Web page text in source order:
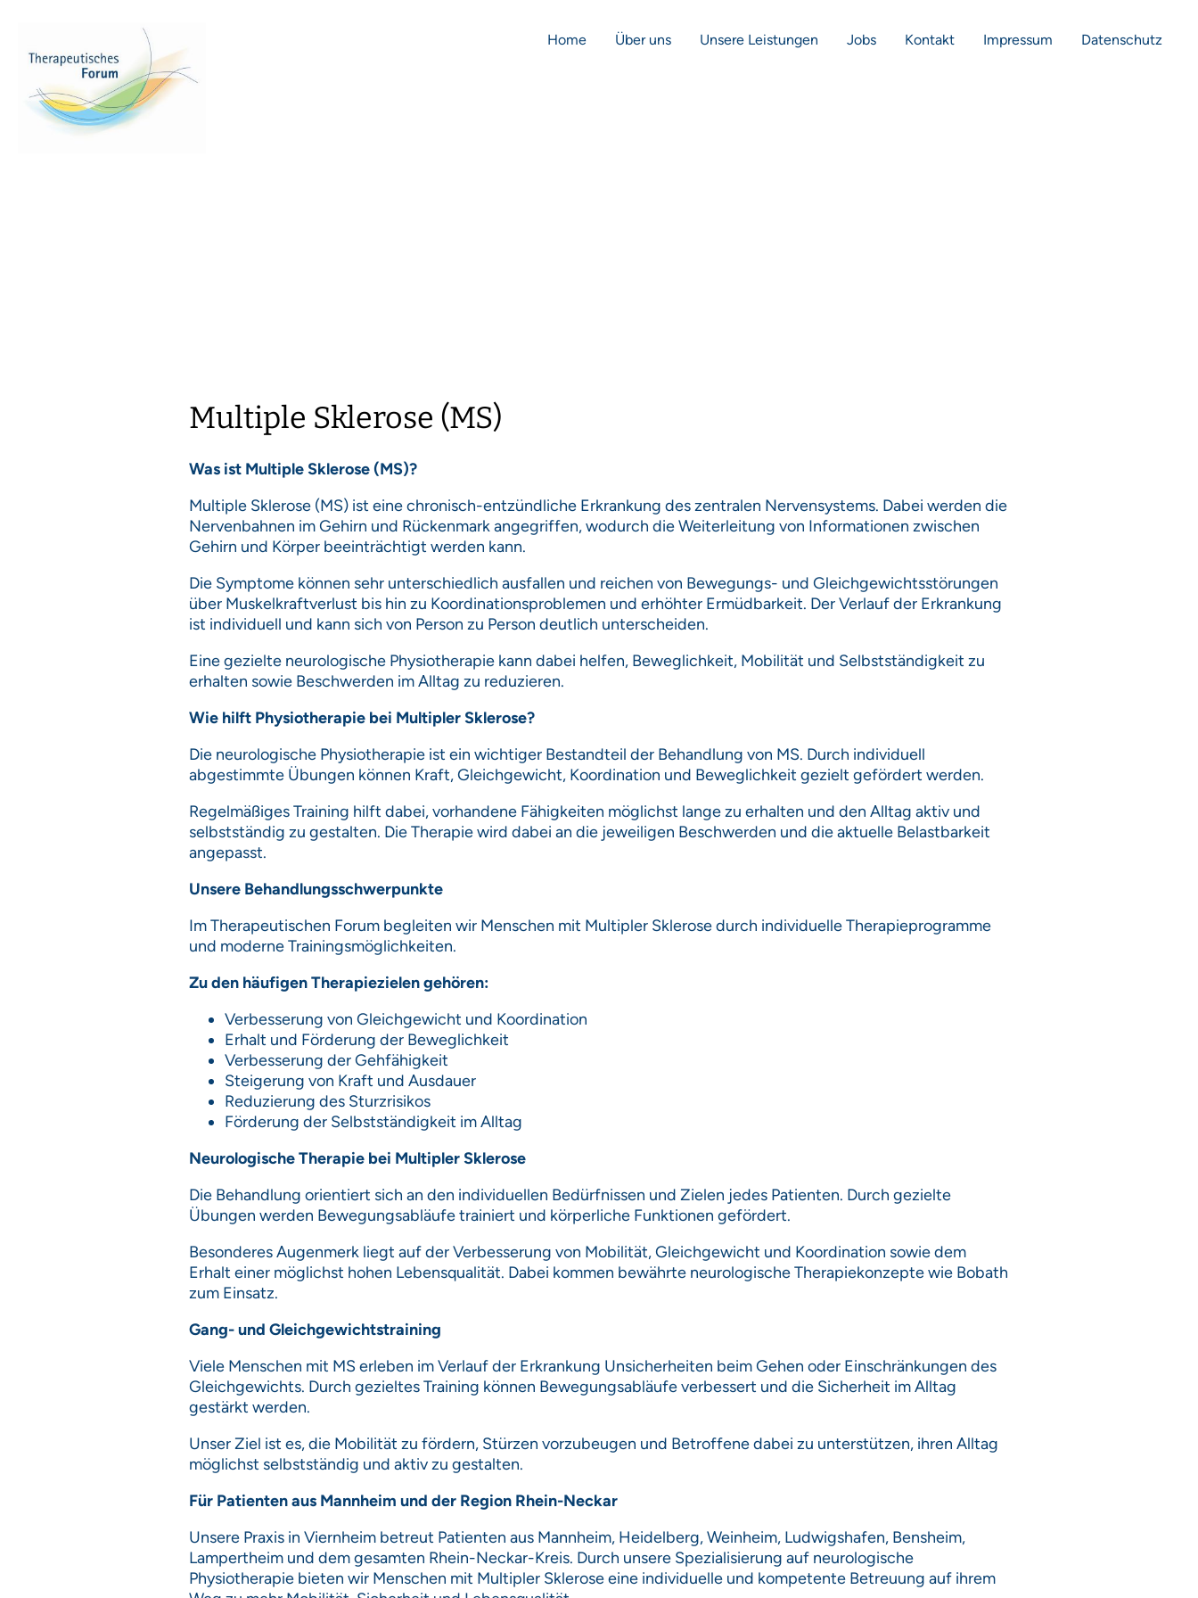
Home Über uns Unsere Leistungen Jobs Kontakt Impressum Datenschutz
Multiple Sklerose (MS)
Was ist Multiple Sklerose (MS)?
Multiple Sklerose (MS) ist eine chronisch-entzündliche Erkrankung des zentralen Nervensystems. Dabei werden die
Nervenbahnen im Gehirn und Rückenmark angegriffen, wodurch die Weiterleitung von Informationen zwischen
Gehirn und Körper beeinträchtigt werden kann.
Die Symptome können sehr unterschiedlich ausfallen und reichen von Bewegungs- und Gleichgewichtsstörungen
über Muskelkraftverlust bis hin zu Koordinationsproblemen und erhöhter Ermüdbarkeit. Der Verlauf der Erkrankung
ist individuell und kann sich von Person zu Person deutlich unterscheiden.
Eine gezielte neurologische Physiotherapie kann dabei helfen, Beweglichkeit, Mobilität und Selbstständigkeit zu
erhalten sowie Beschwerden im Alltag zu reduzieren.
Wie hilft Physiotherapie bei Multipler Sklerose?
Die neurologische Physiotherapie ist ein wichtiger Bestandteil der Behandlung von MS. Durch individuell
abgestimmte Übungen können Kraft, Gleichgewicht, Koordination und Beweglichkeit gezielt gefördert werden.
Regelmäßiges Training hilft dabei, vorhandene Fähigkeiten möglichst lange zu erhalten und den Alltag aktiv und
selbstständig zu gestalten. Die Therapie wird dabei an die jeweiligen Beschwerden und die aktuelle Belastbarkeit
angepasst.
Unsere Behandlungsschwerpunkte
Im Therapeutischen Forum begleiten wir Menschen mit Multipler Sklerose durch individuelle Therapieprogramme
und moderne Trainingsmöglichkeiten.
Zu den häufigen Therapiezielen gehören:
Verbesserung von Gleichgewicht und Koordination
Erhalt und Förderung der Beweglichkeit
Verbesserung der Gehfähigkeit
Steigerung von Kraft und Ausdauer
Reduzierung des Sturzrisikos
Förderung der Selbstständigkeit im Alltag
Neurologische Therapie bei Multipler Sklerose
Die Behandlung orientiert sich an den individuellen Bedürfnissen und Zielen jedes Patienten. Durch gezielte
Übungen werden Bewegungsabläufe trainiert und körperliche Funktionen gefördert.
Besonderes Augenmerk liegt auf der Verbesserung von Mobilität, Gleichgewicht und Koordination sowie dem
Erhalt einer möglichst hohen Lebensqualität. Dabei kommen bewährte neurologische Therapiekonzepte wie Bobath
zum Einsatz.
Gang- und Gleichgewichtstraining
Viele Menschen mit MS erleben im Verlauf der Erkrankung Unsicherheiten beim Gehen oder Einschränkungen des
Gleichgewichts. Durch gezieltes Training können Bewegungsabläufe verbessert und die Sicherheit im Alltag
gestärkt werden.
Unser Ziel ist es, die Mobilität zu fördern, Stürzen vorzubeugen und Betroffene dabei zu unterstützen, ihren Alltag
möglichst selbstständig und aktiv zu gestalten.
Für Patienten aus Mannheim und der Region Rhein-Neckar
Unsere Praxis in Viernheim betreut Patienten aus Mannheim, Heidelberg, Weinheim, Ludwigshafen, Bensheim,
Lampertheim und dem gesamten Rhein-Neckar-Kreis. Durch unsere Spezialisierung auf neurologische
Physiotherapie bieten wir Menschen mit Multipler Sklerose eine individuelle und kompetente Betreuung auf ihrem